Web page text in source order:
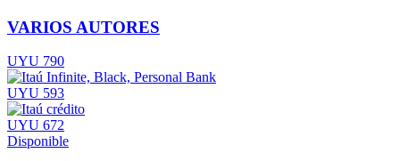
VARIOS AUTORES
UYU 790
UYU 593
UYU 672
Disponible